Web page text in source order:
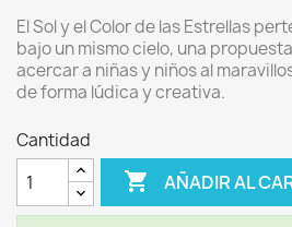
El Sol y el Color de las Estrellas
bajo un mismo cielo, una
acercar a niñas y niños al
de forma lúdica y creativa.
Cantidad
 AÑADIR AL